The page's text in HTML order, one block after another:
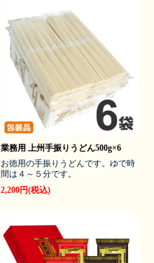
業務用 上州手振りうどん500g×6
お徳用の手振りうどんです。ゆで時
間は４～５分です。
2,200円(税込)